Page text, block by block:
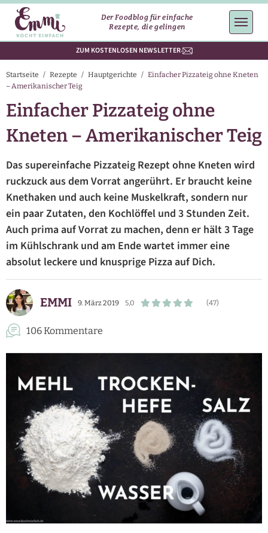
Der Foodblog für einfache
Rezepte, die gelingen
ZUM KOSTENLOSEN NEWSLETTER
Startseite / Rezepte / Hauptgerichte / Einfacher Pizzateig ohne Kneten
– Amerikanischer Teig
Einfacher Pizzateig ohne
Kneten – Amerikanischer Teig
Das supereinfache Pizzateig Rezept ohne Kneten wird
ruckzuck aus dem Vorrat angerührt. Er braucht keine
Knethaken und auch keine Muskelkraft, sondern nur
ein paar Zutaten, den Kochlöffel und 3 Stunden Zeit.
Auch prima auf Vorrat zu machen, denn er hält 3 Tage
im Kühlschrank und am Ende wartet immer eine
absolut leckere und knusprige Pizza auf Dich.
EMMI 9. März 2019 5,0 (47)
106 Kommentare